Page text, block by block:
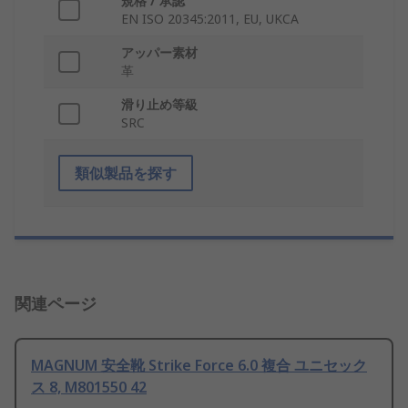
EN ISO 20345:2011, EU, UKCA
アッパー素材
革
滑り止め等級
SRC
類似製品を探す
関連ページ
MAGNUM 安全靴 Strike Force 6.0 複合 ユニセック
ス 8, M801550 42